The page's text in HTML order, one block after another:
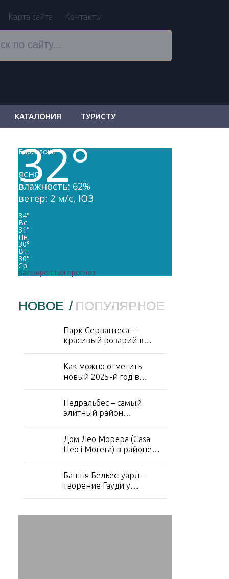
Карта сайта Контакты
КАТАЛОНИЯ ТУРИСТУ
Барселона
32°
ясно
влажность: 62%
ветер: 2 м/с, ЮЗ
34°
Вс
31°
Пн
30°
Вт
30°
Ср
расширенный прогноз
НОВОЕ / ПОПУЛЯРНОЕ
Парк Сервантеса –
красивый розарий в
Как можно отметить
новый 2025-й год в
Педральбес – самый
элитный район
Дом Лео Морера (Casa
Lleo i Morera) в районе
Башня Бельесгуард –
творение Гауди у